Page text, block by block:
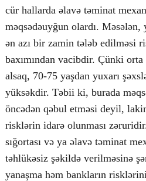
cür hallarda əlavə təminat
məqsədəuyğun olardı. Məsələn,
ən azı bir zamin tələb edilməsi
baxımından vacibdir. Çünki
alsaq, 70-75 yaşdan yuxarı
yüksəkdir. Təbii ki, burada
öncədən qəbul etməsi deyil,
risklərin idarə olunması
sığortası və ya əlavə təminat
təhlükəsiz şəkildə verilməsinə
yanaşma həm bankların